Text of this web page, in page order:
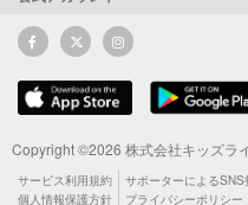
Copyright ©2026 株式会社キッズラ
サービス利用規約 サポーターによる
個人情報保護方針
プライバシーポリシー